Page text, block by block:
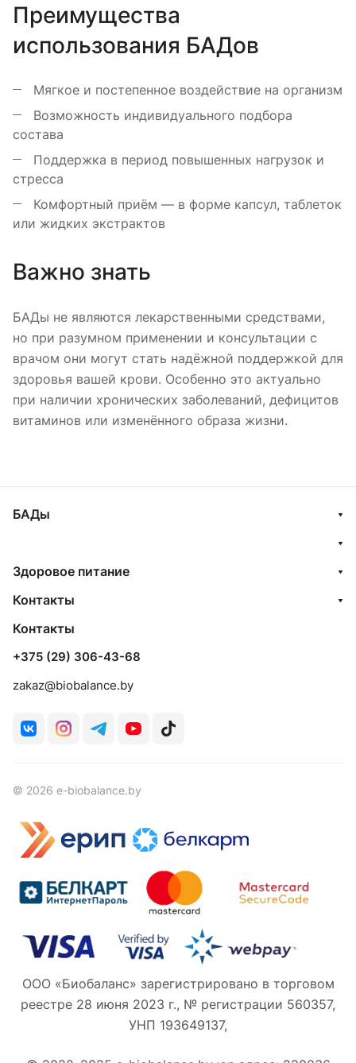
Преимущества
использования БАДов
Мягкое и постепенное воздействие на организм
Возможность индивидуального подбора
состава
Поддержка в период повышенных нагрузок и
стресса
Комфортный приём — в форме капсул, таблеток
или жидких экстрактов
Важно знать
БАДы не являются лекарственными средствами,
но при разумном применении и консультации с
врачом они могут стать надёжной поддержкой для
здоровья вашей крови. Особенно это актуально
при наличии хронических заболеваний, дефицитов
витаминов или изменённого образа жизни.
БАДы
Здоровое питание
Контакты
Контакты
+375 (29) 306-43-68
zakaz@biobalance.by
© 2026 e-biobalance.by
ООО «Биобаланс» зарегистрировано в торговом
реестре 28 июня 2023 г., № регистрации 560357,
УНП 193649137,